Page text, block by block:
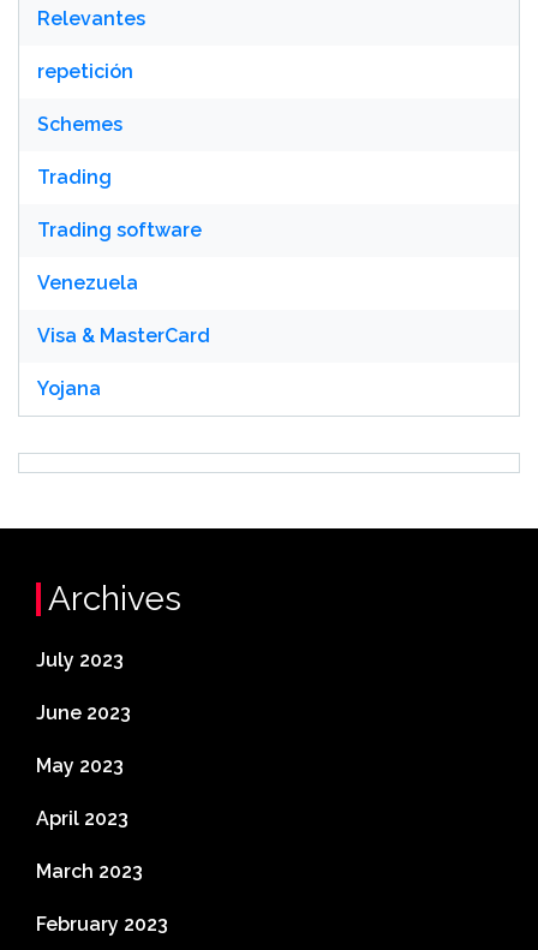
Relevantes
repetición
Schemes
Trading
Trading software
Venezuela
Visa & MasterCard
Yojana
Archives
July 2023
June 2023
May 2023
April 2023
March 2023
February 2023